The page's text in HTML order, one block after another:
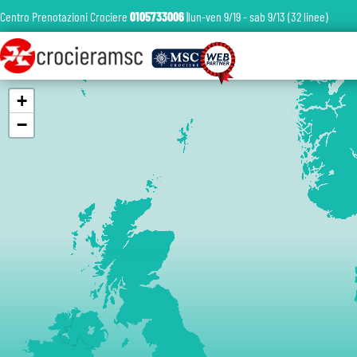
+
−
Centro Prenotazioni Crociere 0105733006|lun-ven 9/19 - sab 9/13 (32 linee)